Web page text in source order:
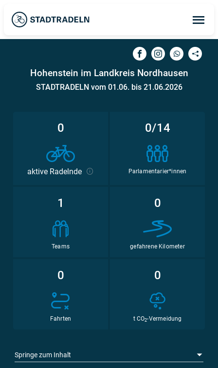
Hohenstein im Landkreis Nordhausen
STADTRADELN vom 01.06. bis 21.06.2026
0
aktive Radelnde
0/14
Parlamentarier*innen
1
Teams
0
gefahrene Kilometer
0
Fahrten
0
t CO2-Vermeidung
Springe zum Inhalt